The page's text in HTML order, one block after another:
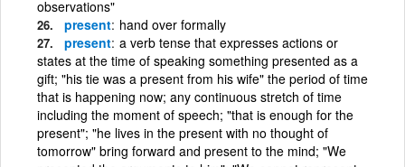
observations"
present hand over formally
present a verb tense that expresses actions or
states at the time of speaking something presented as a
gift; "his tie was a present from his wife" the period of time
that is happening now; any continuous stretch of time
including the moment of speech; "that is enough for the
present"; "he lives in the present with no thought of
tomorrow" bring forward and present to the mind; "We